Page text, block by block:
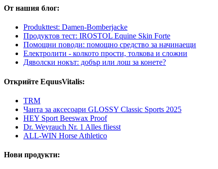
От нашия блог:
Produkttest: Damen-Bomberjacke
Продуктов тест: IROSTOL Equine Skin Forte
Помощни поводи: помощно средство за начинаещи
Електролити - колкото прости, толкова и сложни
Дяволски нокът: добър или лош за конете?
Открийте EquusVitalis:
TRM
Чанта за аксесоари GLOSSY Classic Sports 2025
HEY Sport Beeswax Proof
Dr. Weyrauch Nr. 1 Alles fliesst
ALL-WIN Horse Athletico
Нови продукти: